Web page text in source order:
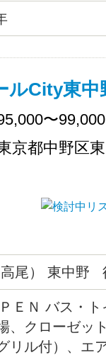
ス、エレベー
場、地上デジ
ルCity東
〜
京都中野区
高尾） 東中野
ＥＮ バス・
、クローゼッ
リル付）、エ